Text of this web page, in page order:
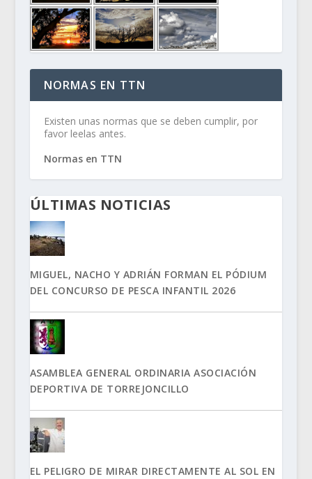
NORMAS EN TTN
Existen unas normas que se deben cumplir, por
favor leelas antes.
Normas en TTN
ÚLTIMAS NOTICIAS
MIGUEL, NACHO Y ADRIÁN FORMAN EL PÓDIUM
DEL CONCURSO DE PESCA INFANTIL 2026
ASAMBLEA GENERAL ORDINARIA ASOCIACIÓN
DEPORTIVA DE TORREJONCILLO
EL PELIGRO DE MIRAR DIRECTAMENTE AL SOL EN